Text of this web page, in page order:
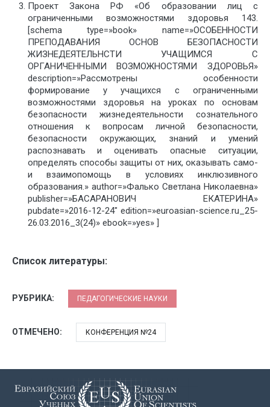
Проект Закона РФ «Об образовании лиц с
ограниченными возможностями здоровья 143.
[schema type=»book» name=»ОСОБЕННОСТИ
ПРЕПОДАВАНИЯ ОСНОВ БЕЗОПАСНОСТИ
ЖИЗНЕДЕЯТЕЛЬНСТИ УЧАЩИМСЯ С
ОРГАНИЧЕННЫМИ ВОЗМОЖНОСТЯМИ ЗДОРОВЬЯ»
description=»Рассмотрены особенности
формирование у учащихся с ограниченными
возможностями здоровья на уроках по основам
безопасности жизнедеятельности сознательного
отношения к вопросам личной безопасности,
безопасности окружающих, знаний и умений
распознавать и оценивать опасные ситуации,
определять способы защиты от них, оказывать само-
и взаимопомощь в условиях инклюзивного
образования.» author=»Фалько Светлана Николаевна»
publisher=»БАСАРАНОВИЧ ЕКАТЕРИНА»
pubdate=»2016-12-24″ edition=»euroasian-science.ru_25-
26.03.2016_3(24)» ebook=»yes» ]
Список литературы:
РУБРИКА: ПЕДАГОГИЧЕСКИЕ НАУКИ
ОТМЕЧЕНО: КОНФЕРЕНЦИЯ №24